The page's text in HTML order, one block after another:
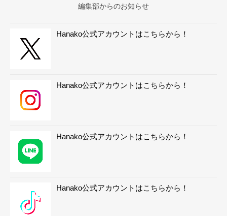
編集部からのお知らせ
Hanako公式アカウントはこちらから！
Hanako公式アカウントはこちらから！
Hanako公式アカウントはこちらから！
Hanako公式アカウントはこちらから！